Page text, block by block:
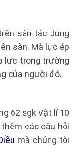
sàn tác dụng
sàn. Mà lực ép
lực trong trường
của người đó.
62 sgk Vật lí 10
các câu hỏi
mà chúng tôi